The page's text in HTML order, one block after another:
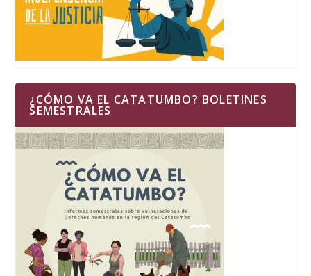
¿CÓMO VA EL CATATUMBO? BOLETINES
SEMESTRALES